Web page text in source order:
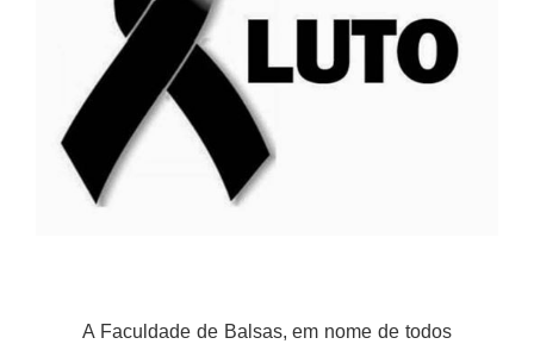
A Faculdade de Balsas, em nome de todos